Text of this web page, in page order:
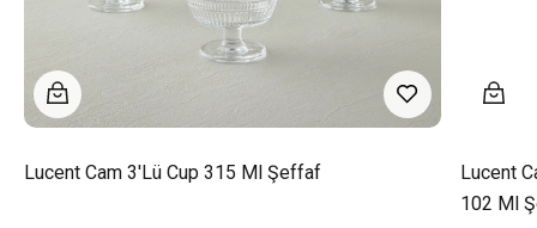
Lucent Cam 3'lü Cup 315 Ml Şeffaf
Lucent
102 Ml